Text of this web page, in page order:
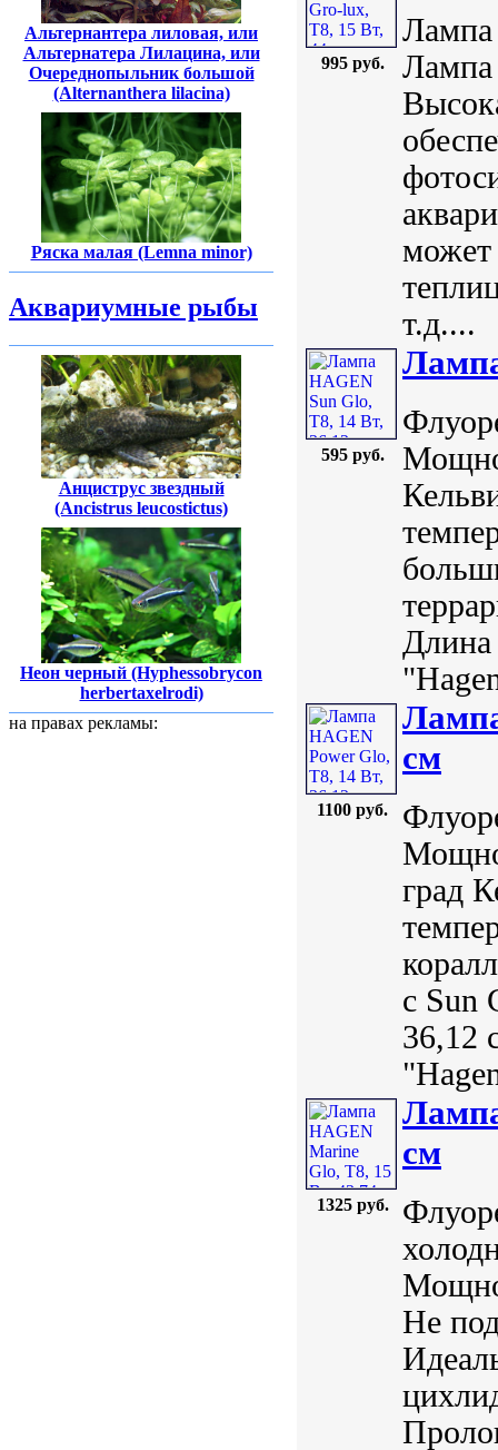
Альтернантера лиловая, или
Альтернатера Лилацина, или
Очереднопыльник большой
(Alternanthera lilacina)
Ряска малая (Lemna minor)
Аквариумные рыбы
Анциструс звездный
(Ancistrus leucostictus)
Неон черный (Hyphessobrycon
herbertaxelrodi)
на правах рекламы:
995 руб.
Лампа
Лампа
может
т.д....
595 руб.
1100 руб.
см
град
с Sun
36,12
1325 руб.
см
Не